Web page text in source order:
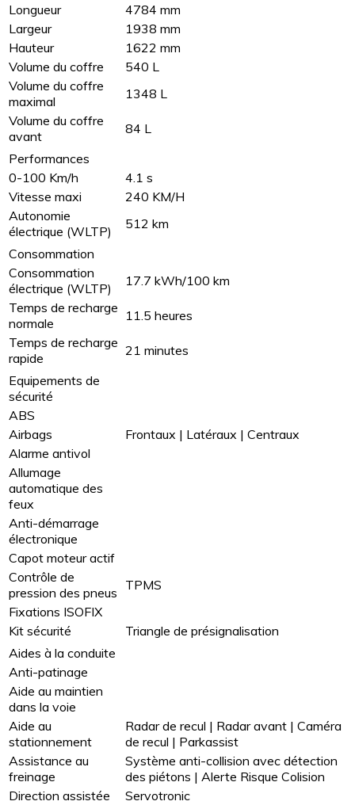
Longueur
4784 mm
Largeur
1938 mm
Hauteur
1622 mm
Volume du coffre
540 L
Volume du coffre
maximal
1348 L
Volume du coffre
avant
84 L
Performances
0-100 Km/h
4.1 s
Vitesse maxi
240 KM/H
Autonomie
électrique (WLTP)
512 km
Consommation
Consommation
électrique (WLTP)
17.7 kWh/100 km
Temps de recharge
normale
11.5 heures
Temps de recharge
rapide
21 minutes
Equipements de
sécurité
ABS
Airbags
Frontaux | Latéraux | Centraux
Alarme antivol
Allumage
automatique des
feux
Anti-démarrage
électronique
Capot moteur actif
Contrôle de
pression des pneus TPMS
Fixations ISOFIX
Kit sécurité
Triangle de présignalisation
Aides à la conduite
Anti-patinage
Aide au maintien
dans la voie
Aide au
stationnement
Radar de recul | Radar avant | Caméra
de recul | Parkassist
Assistance au
freinage
Système anti-collision avec détection
des piétons | Alerte Risque Colision
Direction assistée
Servotronic